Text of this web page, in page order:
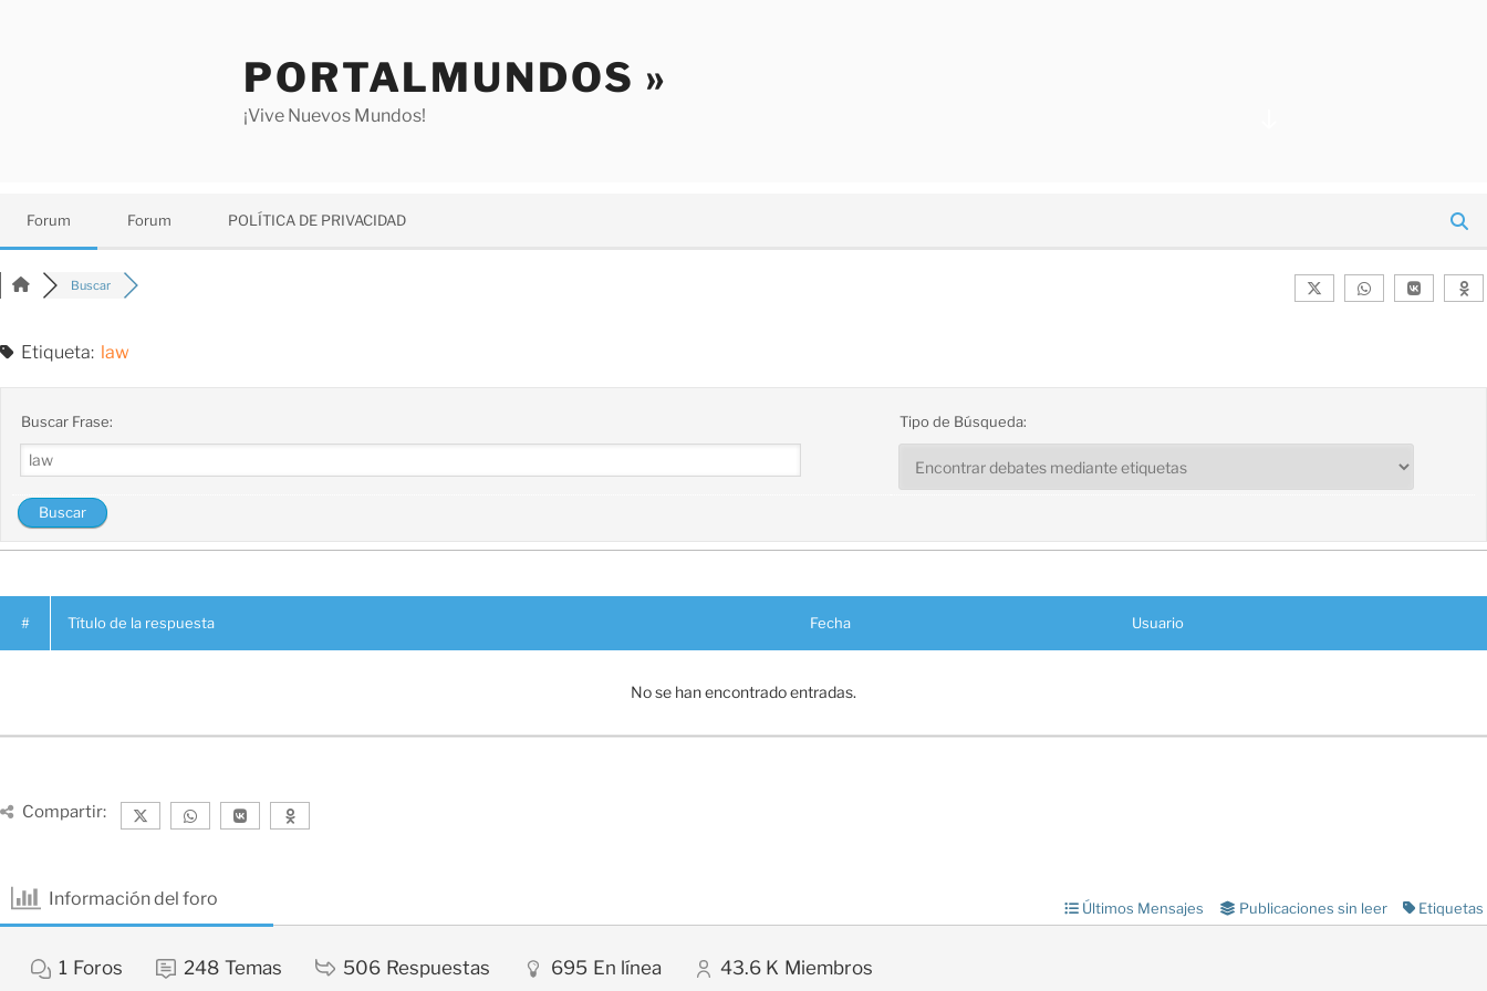
PORTALMUNDOS »
¡Vive Nuevos Mundos!
Forum Forum POLÍTICA DE PRIVACIDAD
Buscar
Etiqueta: law
Buscar Frase: Tipo de Búsqueda:
# Título de la respuesta Fecha Usuario
No se han encontrado entradas.
Compartir:
Información del foro Últimos Mensajes Publicaciones sin leer Etiquetas
1 Foros 248 Temas 506 Respuestas 695 En línea 43.6 K Miembros